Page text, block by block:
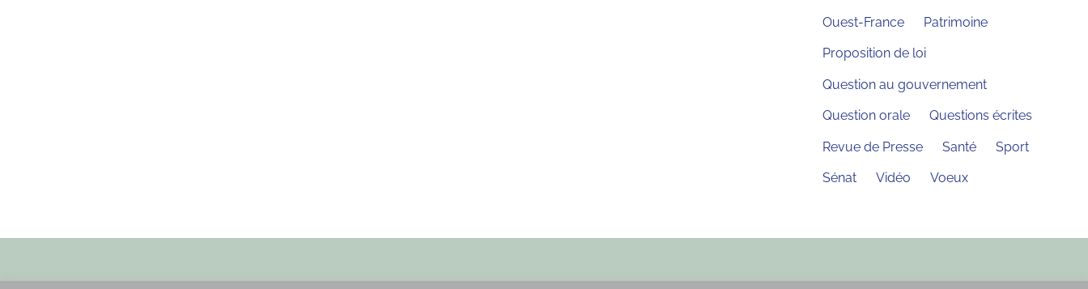
Ouest-France Patrimoine
Proposition de loi
Question au gouvernement
Question orale Questions écrites
Revue de Presse Santé Sport
Sénat Vidéo Voeux